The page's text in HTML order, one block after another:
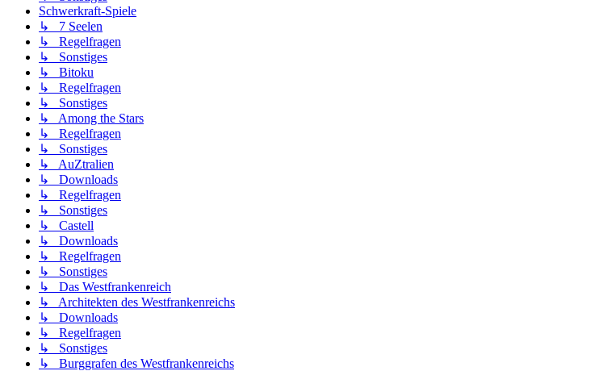
Schwerkraft-Spiele
↳ 7 Seelen
↳ Regelfragen
↳ Sonstiges
↳ Bitoku
↳ Regelfragen
↳ Sonstiges
↳ Among the Stars
↳ Regelfragen
↳ Sonstiges
↳ AuZtralien
↳ Downloads
↳ Regelfragen
↳ Sonstiges
↳ Castell
↳ Downloads
↳ Regelfragen
↳ Sonstiges
↳ Das Westfrankenreich
↳ Architekten des Westfrankenreichs
↳ Downloads
↳ Regelfragen
↳ Sonstiges
↳ Burggrafen des Westfrankenreichs